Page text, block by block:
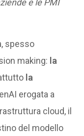
e le PMI
spesso
making: la
la
erogata a
cloud, il
del modello